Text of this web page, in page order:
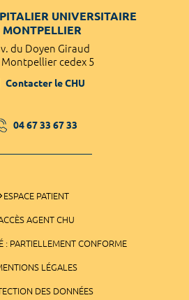
UNIVERSITAIRE
MONTPELLIER
du Doyen Giraud
Montpellier cedex 5
Contacter le CHU
04 67 33 67 33
ESPACE PATIENT
AGENT CHU
: PARTIELLEMENT CONFORME
LÉGALES
DES DONNÉES